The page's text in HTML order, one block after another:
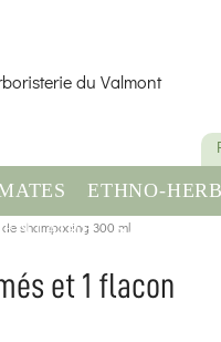
ETHNO-
SANTÉ &
shampooing 300 ml
et 1 flacon